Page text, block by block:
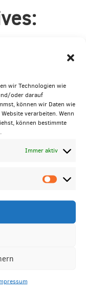
wir Technologien wie
oder darauf
können wir Daten wie
verarbeiten. Wenn
können bestimmte
Immer aktiv
von
Du kannst
Spam zu